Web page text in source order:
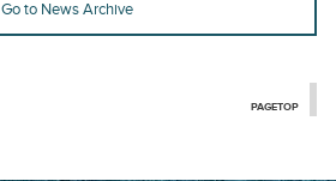
Go to News Archive
PAGETOP